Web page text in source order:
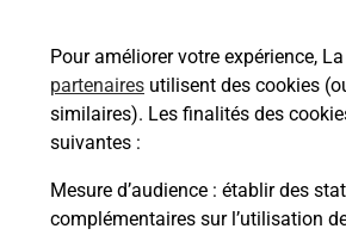
Pour améliorer votre expérience,
partenaires utilisent des cookies
similaires). Les finalités des
suivantes :
Mesure d’audience : établir des
complémentaires sur l’utilisation
Malin !
La Poste
en ligne